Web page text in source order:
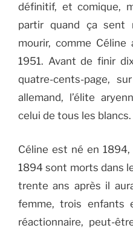
définitif, et comique,
partir quand ça sent
mourir, comme
1951. Avant de finir
quatre-cents-page,
allemand, l’élite
celui de tous les blancs.
Céline est né en
1894 sont morts dans
trente ans après il
femme, trois enfants
réactionnaire, peut-